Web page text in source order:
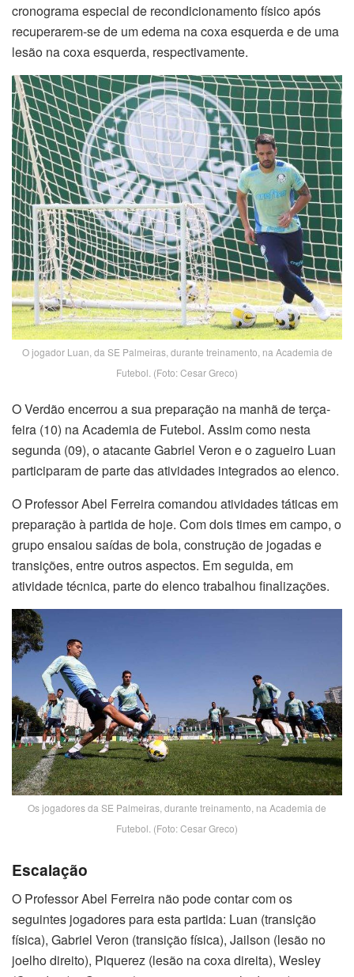
cronograma especial de recondicionamento físico após
recuperarem-se de um edema na coxa esquerda e de uma
lesão na coxa esquerda, respectivamente.
O jogador Luan, da SE Palmeiras, durante treinamento, na Academia de
Futebol. (Foto: Cesar Greco)
O Verdão encerrou a sua preparação na manhã de terça-
feira (10) na Academia de Futebol. Assim como nesta
segunda (09), o atacante Gabriel Veron e o zagueiro Luan
participaram de parte das atividades integrados ao elenco.
O Professor Abel Ferreira comandou atividades táticas em
preparação à partida de hoje. Com dois times em campo, o
grupo ensaiou saídas de bola, construção de jogadas e
transições, entre outros aspectos. Em seguida, em
atividade técnica, parte do elenco trabalhou finalizações.
Os jogadores da SE Palmeiras, durante treinamento, na Academia de
Futebol. (Foto: Cesar Greco)
Escalação
O Professor Abel Ferreira não pode contar com os
seguintes jogadores para esta partida: Luan (transição
física), Gabriel Veron (transição física), Jailson (lesão no
joelho direito), Piquerez (lesão na coxa direita), Wesley